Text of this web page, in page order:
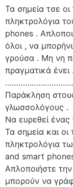
Τα σημεία τσε
πληκτρολόγια
phones .
όλοι , να
γρούσα . Μη νη
πραγματικά ένει .
Παράκληση
γλωσσολόγους .
Να ευρεθεί
Τα σημεία και
πληκτρολόγια
and smart
Απλοποιήστε
μπορούν να